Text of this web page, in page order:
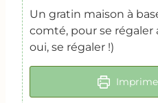
Un gratin maison à
comté, pour se régaler
oui, se régaler !)